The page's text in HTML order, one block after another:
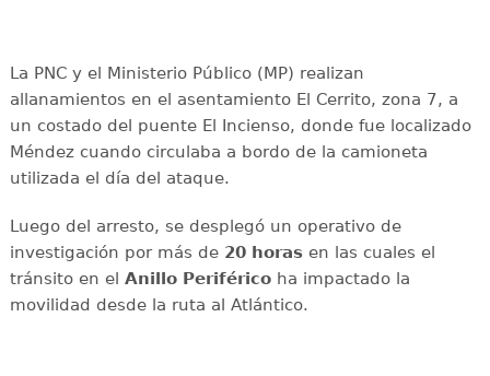
La PNC y el Ministerio Público (MP) realizan
allanamientos en el asentamiento El Cerrito, zona 7, a
un costado del puente El Incienso, donde fue localizado
Méndez cuando circulaba a bordo de la camioneta
utilizada el día del ataque.
Luego del arresto, se desplegó un operativo de
investigación por más de 20 horasen las cuales el
tránsito en el Anillo Periféricoha impactado la
movilidad desde la ruta al Atlántico.